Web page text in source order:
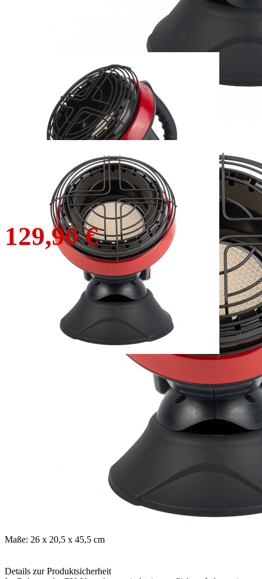
Mr. Heater Little
Buddy Gasheizung
149,90 €
inkl. MwSt. zzgl. Versand
129,90 €
Zum Warenkorb hinzufügen
Zur Wunschliste hinzufügen
Kanzelheizung Little Buddy für Räume bis 9 m³. 1 KW.
Der Mr. Heater Little Buddy kann mit handelsübliche
Propangaskartuschen mit EN 417 Kennzeichnung betrieben werden
- diese sind nicht im Lieferumfang enthalten!
- Leistung: 3.800 BTU pro Stunde (hier: Räume bis 9m³)
- Aufnahme: 20,32 cm Durchmesser für Butan und Propan
- Betriebsdauer: 5–6 Stunden mit einer Kartusche
Maße: 26 x 20,5 x 45,5 cm
Details zur Produktsicherheit